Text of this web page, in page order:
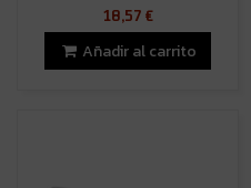
18,57 €
Añadir al carrito